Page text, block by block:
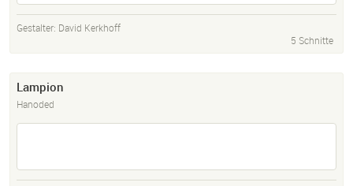
Gestalter: David Kerkhoff
5 Schnitte
Lampion
Hanoded